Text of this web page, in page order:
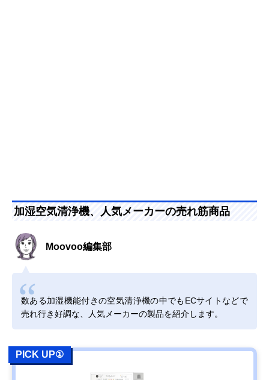
加湿空気清浄機、人気メーカーの売れ筋商品
Moovoo編集部
数ある加湿機能付きの空気清浄機の中でもECサイトなどで
売れ行き好調な、人気メーカーの製品を紹介します。
PICK UP①